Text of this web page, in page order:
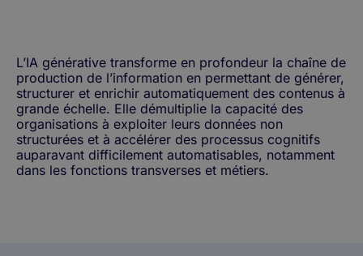
L’IA générative transforme en profondeur la chaîne de
production de l’information en permettant de générer,
structurer et enrichir automatiquement des contenus à
grande échelle. Elle démultiplie la capacité des
organisations à exploiter leurs données non
structurées et à accélérer des processus cognitifs
auparavant difficilement automatisables, notamment
dans les fonctions transverses et métiers.